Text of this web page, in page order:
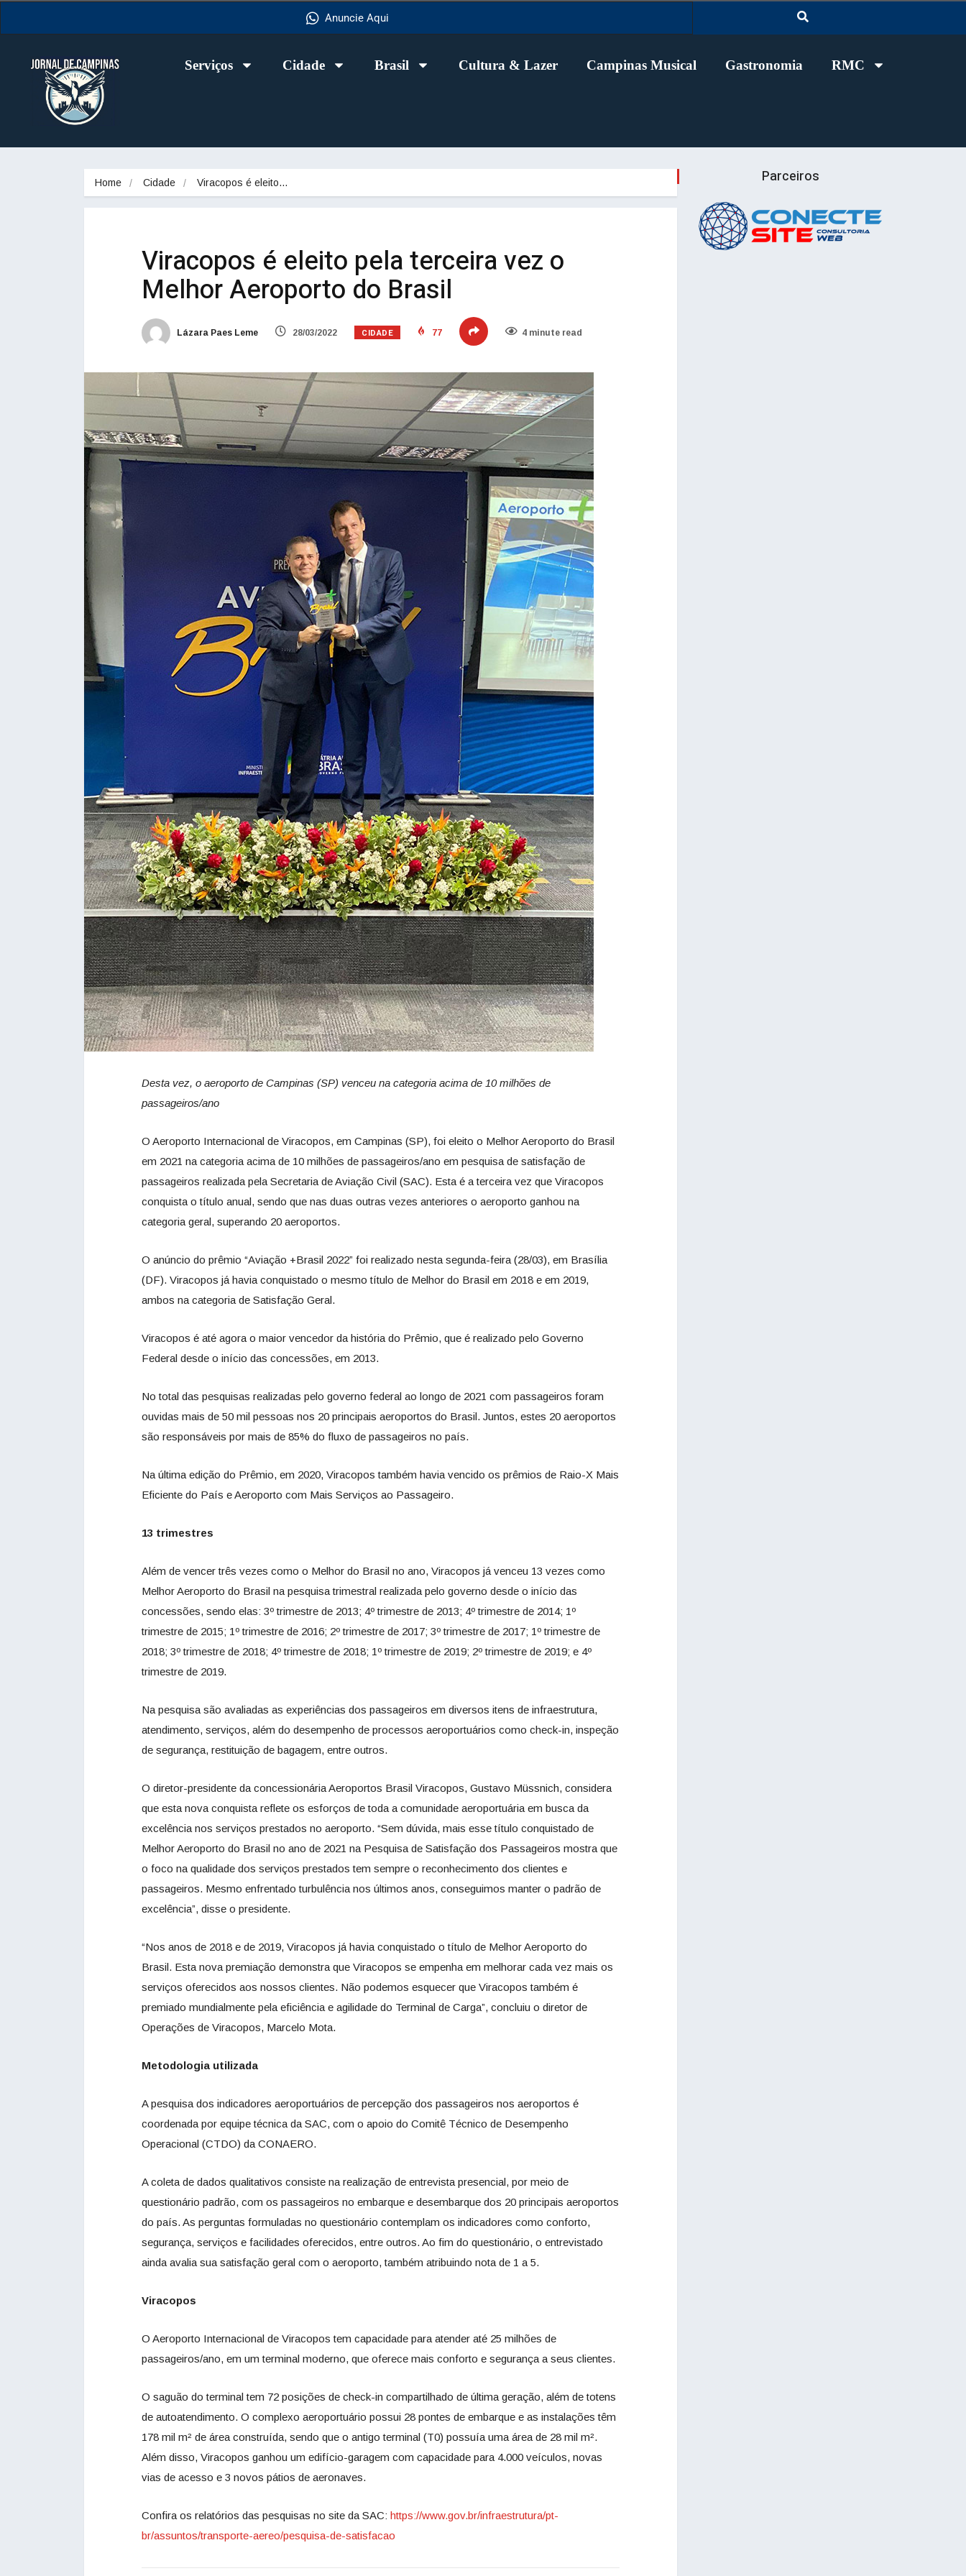
Anuncie Aqui
Serviços Cidade Brasil Cultura & Lazer Campinas Musical Gastronomia RMC
Home Cidade Viracopos é eleito…
Viracopos é eleito pela terceira vez o
Melhor Aeroporto do Brasil
Lázara Paes Leme 28/03/2022 CIDADE 77 4 minute read
Desta vez, o aeroporto de Campinas (SP) venceu na categoria acima de 10 milhões de
passageiros/ano
O Aeroporto Internacional de Viracopos, em Campinas (SP), foi eleito o Melhor Aeroporto do Brasil
em 2021 na categoria acima de 10 milhões de passageiros/ano em pesquisa de satisfação de
passageiros realizada pela Secretaria de Aviação Civil (SAC). Esta é a terceira vez que Viracopos
conquista o título anual, sendo que nas duas outras vezes anteriores o aeroporto ganhou na
categoria geral, superando 20 aeroportos.
O anúncio do prêmio “Aviação +Brasil 2022” foi realizado nesta segunda-feira (28/03), em Brasília
(DF). Viracopos já havia conquistado o mesmo título de Melhor do Brasil em 2018 e em 2019,
ambos na categoria de Satisfação Geral.
Viracopos é até agora o maior vencedor da história do Prêmio, que é realizado pelo Governo
Federal desde o início das concessões, em 2013.
No total das pesquisas realizadas pelo governo federal ao longo de 2021 com passageiros foram
ouvidas mais de 50 mil pessoas nos 20 principais aeroportos do Brasil. Juntos, estes 20 aeroportos
são responsáveis por mais de 85% do fluxo de passageiros no país.
Na última edição do Prêmio, em 2020, Viracopos também havia vencido os prêmios de Raio-X Mais
Eficiente do País e Aeroporto com Mais Serviços ao Passageiro.
13 trimestres
Além de vencer três vezes como o Melhor do Brasil no ano, Viracopos já venceu 13 vezes como
Melhor Aeroporto do Brasil na pesquisa trimestral realizada pelo governo desde o início das
concessões, sendo elas: 3º trimestre de 2013; 4º trimestre de 2013; 4º trimestre de 2014; 1º
trimestre de 2015; 1º trimestre de 2016; 2º trimestre de 2017; 3º trimestre de 2017; 1º trimestre de
2018; 3º trimestre de 2018; 4º trimestre de 2018; 1º trimestre de 2019; 2º trimestre de 2019; e 4º
trimestre de 2019.
Na pesquisa são avaliadas as experiências dos passageiros em diversos itens de infraestrutura,
atendimento, serviços, além do desempenho de processos aeroportuários como check-in, inspeção
de segurança, restituição de bagagem, entre outros.
O diretor-presidente da concessionária Aeroportos Brasil Viracopos, Gustavo Müssnich, considera
que esta nova conquista reflete os esforços de toda a comunidade aeroportuária em busca da
excelência nos serviços prestados no aeroporto. “Sem dúvida, mais esse título conquistado de
Melhor Aeroporto do Brasil no ano de 2021 na Pesquisa de Satisfação dos Passageiros mostra que
o foco na qualidade dos serviços prestados tem sempre o reconhecimento dos clientes e
passageiros. Mesmo enfrentado turbulência nos últimos anos, conseguimos manter o padrão de
excelência”, disse o presidente.
“Nos anos de 2018 e de 2019, Viracopos já havia conquistado o título de Melhor Aeroporto do
Brasil. Esta nova premiação demonstra que Viracopos se empenha em melhorar cada vez mais os
serviços oferecidos aos nossos clientes. Não podemos esquecer que Viracopos também é
premiado mundialmente pela eficiência e agilidade do Terminal de Carga”, concluiu o diretor de
Operações de Viracopos, Marcelo Mota.
Metodologia utilizada
A pesquisa dos indicadores aeroportuários de percepção dos passageiros nos aeroportos é
coordenada por equipe técnica da SAC, com o apoio do Comitê Técnico de Desempenho
Operacional (CTDO) da CONAERO.
A coleta de dados qualitativos consiste na realização de entrevista presencial, por meio de
questionário padrão, com os passageiros no embarque e desembarque dos 20 principais aeroportos
do país. As perguntas formuladas no questionário contemplam os indicadores como conforto,
segurança, serviços e facilidades oferecidos, entre outros. Ao fim do questionário, o entrevistado
ainda avalia sua satisfação geral com o aeroporto, também atribuindo nota de 1 a 5.
Viracopos
O Aeroporto Internacional de Viracopos tem capacidade para atender até 25 milhões de
passageiros/ano, em um terminal moderno, que oferece mais conforto e segurança a seus clientes.
O saguão do terminal tem 72 posições de check-in compartilhado de última geração, além de totens
de autoatendimento. O complexo aeroportuário possui 28 pontes de embarque e as instalações têm
178 mil m² de área construída, sendo que o antigo terminal (T0) possuía uma área de 28 mil m².
Além disso, Viracopos ganhou um edifício-garagem com capacidade para 4.000 veículos, novas
vias de acesso e 3 novos pátios de aeronaves.
Confira os relatórios das pesquisas no site da SAC: https://www.gov.br/infraestrutura/pt-
br/assuntos/transporte-aereo/pesquisa-de-satisfacao
Parceiros